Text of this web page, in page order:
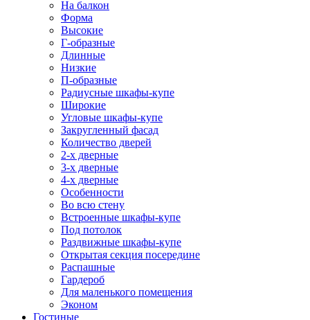
На балкон
Форма
Высокие
Г-образные
Длинные
Низкие
П-образные
Радиусные шкафы-купе
Широкие
Угловые шкафы-купе
Закругленный фасад
Количество дверей
2-х дверные
3-х дверные
4-х дверные
Особенности
Во всю стену
Встроенные шкафы-купе
Под потолок
Раздвижные шкафы-купе
Открытая секция посередине
Распашные
Гардероб
Для маленького помещения
Эконом
Гостиные